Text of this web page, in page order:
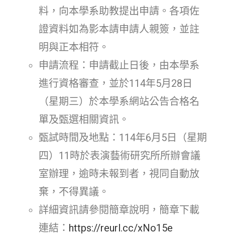
料，向本學系助教提出申請。各項佐
證資料如為影本請申請人親簽，並註
明與正本相符。
申請流程：申請截止日後，由本學系
進行資格審查，並於114年5月28日
（星期三）於本學系網站公告合格名
單及甄選相關資訊。
甄試時間及地點：114年6月5日（星期
四）11時於表演藝術研究所所辦會議
室辦理，逾時未報到者，視同自動放
棄，不得異議。
詳細資訊請參閱簡章說明，簡章下載
連結： https://reurl.cc/xNo15e